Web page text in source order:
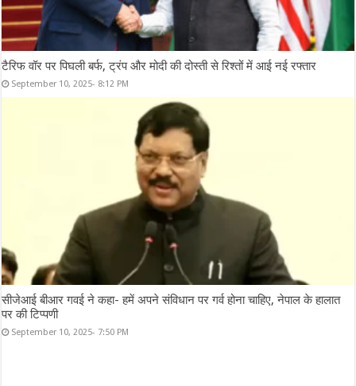
टैरिफ वॉर पर पिघली बर्फ, ट्रंप और मोदी की दोस्ती से रिश्तों में आई नई रफ्तार
September 10, 2025- 8:12 PM
सीजेआई बीआर गवई ने कहा- हमें अपने संविधान पर गर्व होना चाहिए, नेपाल के हालात
पर की टिप्पणी
September 10, 2025- 7:50 PM